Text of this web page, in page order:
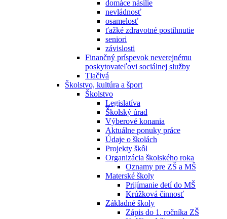
domáce násilie
nevládnosť
osamelosť
ťažké zdravotné postihnutie
seniori
závislosti
Finančný príspevok neverejnému
poskytovateľovi sociálnej služby
Tlačivá
Školstvo, kultúra a šport
Školstvo
Legislatíva
Školský úrad
Výberové konania
Aktuálne ponuky práce
Údaje o školách
Projekty škôl
Organizácia školského roka
Oznamy pre ZŠ a MŠ
Materské školy
Prijímanie detí do MŠ
Krúžková činnosť
Základné školy
Zápis do 1. ročníka ZŠ